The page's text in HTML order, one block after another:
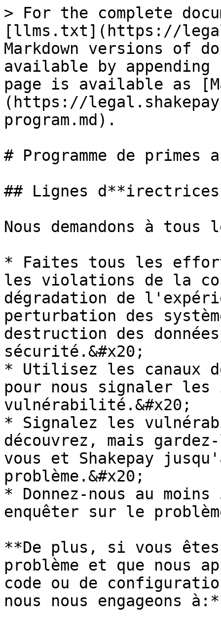
> For the complete
[llms.txt](https://
Markdown versions of
available by
page is available as
(https://
program.md).
# Programme de primes
## Lignes
Nous demandons à tous
* Faites tous les
les violations de la
dégradation de
perturbation des
destruction des
sécurité.&#x20;
* Utilisez les canaux
pour nous signaler les
vulnérabilité.&#x20;
* Signalez les
découvrez, mais
vous et Shakepay
problème.&#x20;
* Donnez-nous au
enquêter sur le
**De plus, si vous
problème et que nous
code ou de
nous nous engageons